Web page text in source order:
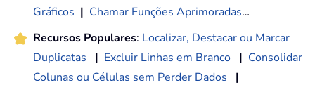
Gráficos | Chamar Funções Aprimoradas…
Recursos Populares: Localizar, Destacar ou Marcar
Duplicatas
| Excluir Linhas em Branco | Consolidar
Colunas ou Células sem Perder Dados
|